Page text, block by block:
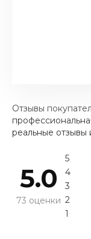
Отзывы
реальные отзывы
5.0
73 оценки
5
4
3
2
1